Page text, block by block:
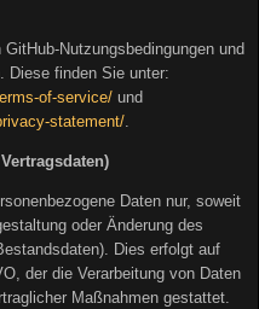
Nutzungsbedingungen und
Diese finden Sie unter:
of-service/ und
statement/.
Daten nur, soweit
oder Änderung des
Dies erfolgt auf
der die Verarbeitung von Daten
Maßnahmen gestattet.